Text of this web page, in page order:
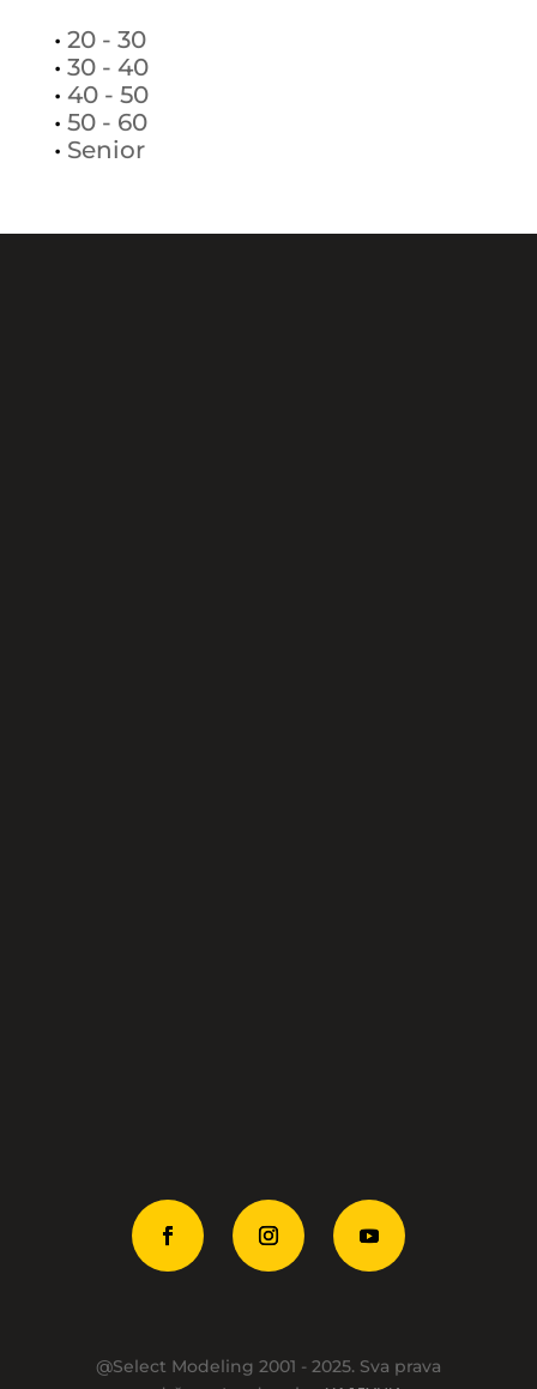
• 20 - 30
• 30 - 40
• 40 - 50
• 50 - 60
• Senior
@Select Modeling 2001 - 2025. Sva prava